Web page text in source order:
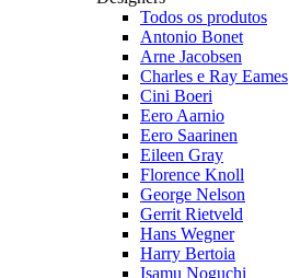
Todos os produtos
Antonio Bonet
Arne Jacobsen
Charles e Ray Eames
Cini Boeri
Eero Aarnio
Eero Saarinen
Eileen Gray
Florence Knoll
George Nelson
Gerrit Rietveld
Hans Wegner
Harry Bertoia
Isamu Noguchi